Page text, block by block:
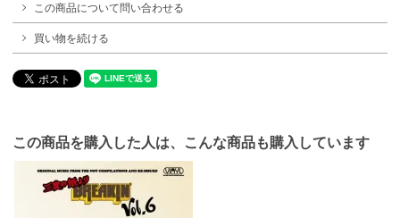
この商品について問い合わせる
買い物を続ける
この商品を購入した人は、こんな商品も購入しています